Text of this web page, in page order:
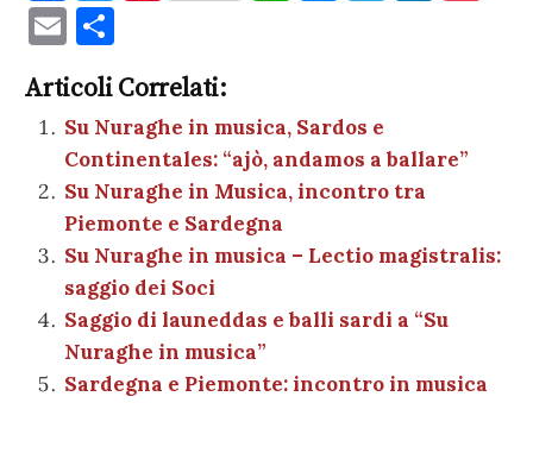
a
c
e
b
o
o
k
te
r
es
t A
p
p
g
er m n
E
m
ai
l
n
di
vi
di
Articoli Correlati:
Su Nuraghe in musica, Sardos e
Continentales: “ajò, andamos a ballare”
Su Nuraghe in Musica, incontro tra
Piemonte e Sardegna
Su Nuraghe in musica – Lectio magistralis:
saggio dei Soci
Saggio di launeddas e balli sardi a “Su
Nuraghe in musica”
Sardegna e Piemonte: incontro in musica